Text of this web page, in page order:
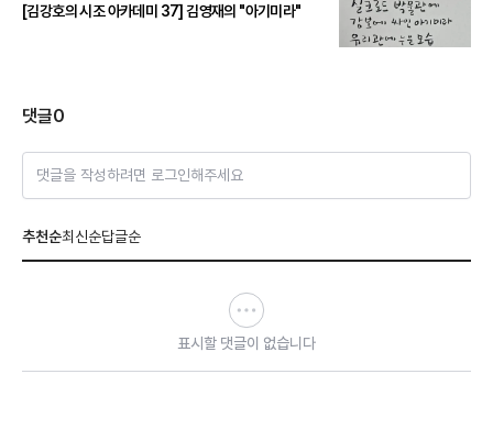
[김강호의 시조 아카데미 37] 김영재의 "아기미라"
댓글0
댓글을 작성하려면 로그인해주세요
추천순최신순답글순
표시할 댓글이 없습니다